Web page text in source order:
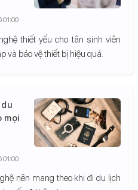
thiết yếu cho tân sinh viên
và bảo vệ thiết bị hiệu quả.
01:00
mọi
nên mang theo khi đi du lịch
01:00